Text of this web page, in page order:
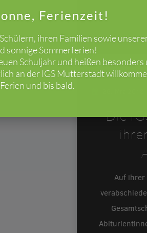
Ferienzeit!
ihren Familien sowie
sonnige Sommerferien!
Schuljahr und heißen besonders
an der IGS Mutterstadt
und bis bald.
Die
Auf ihrer